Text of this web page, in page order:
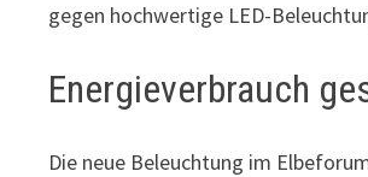
gegen hochwertige LED-
Energieverbrauch
Die neue Beleuchtung im